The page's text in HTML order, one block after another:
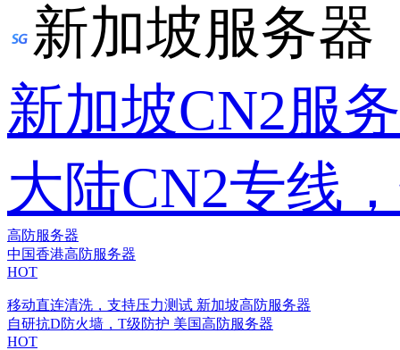
新加坡服务器
新加坡CN2服
大陆CN2专线
高防服务器
中国香港高防服务器
HOT
移动直连清洗，支持压力测试 新加坡高防服务器
自研抗D防火墙，T级防护 美国高防服务器
HOT